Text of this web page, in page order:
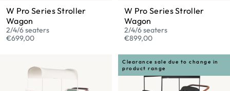
W Pro Series Stroller
Wagon
2/4/6 seaters
€699,00
W Pro Series Stroller
Wagon
2/4/6 seaters
€899,00
Clearance sale due to change in
product range